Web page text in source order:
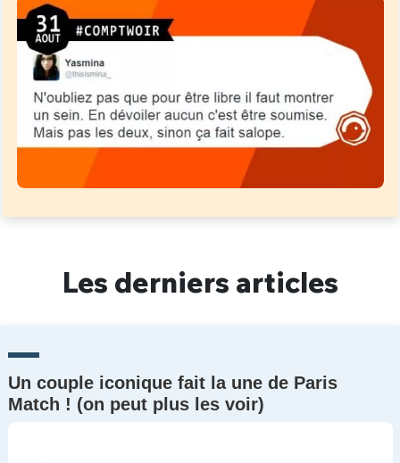
Les derniers articles
Un couple iconique fait la une de Paris
Match ! (on peut plus les voir)